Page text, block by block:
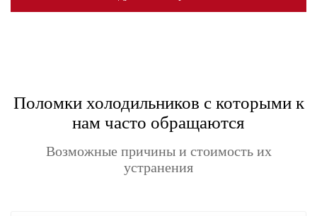
Поломки холодильников с которыми к
нам часто обращаются
Возможные причины и стоимость их
устранения